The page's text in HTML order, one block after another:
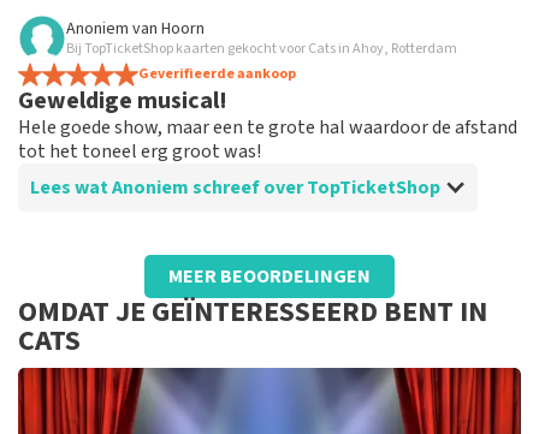
Beoordeling van Anoniem over
Prima
Anoniem van Hoorn
Bij TopTicketShop kaarten gekocht voor Cats in Ahoy, Rotterdam
Geverifieerde aankoop
Geweldige musical!
Hele goede show, maar een te grote hal waardoor de afstand
tot het toneel erg groot was!
Lees wat Anoniem schreef over TopTicketShop
Beoordeling van Anoniem overTopTicketShop
Prima organisatie!
MEER BEOORDELINGEN
OMDAT JE GEÏNTERESSEERD BENT IN
CATS